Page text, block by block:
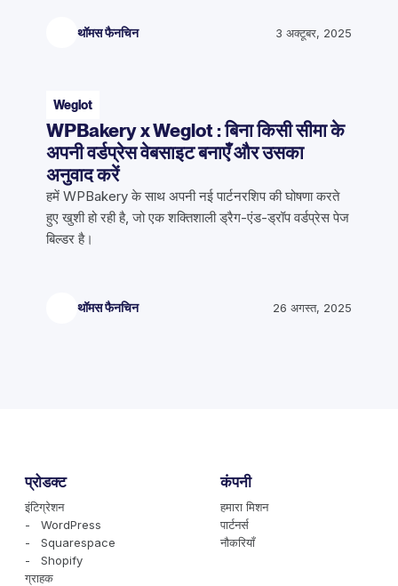
थॉमस फैनचिन 3 अक्टूबर, 2025
Weglot
WPBakery x Weglot : बिना किसी सीमा के
अपनी वर्डप्रेस वेबसाइट बनाएँ और उसका
अनुवाद करें
हमें WPBakery के साथ अपनी नई पार्टनरशिप की घोषणा करते
हुए खुशी हो रही है, जो एक शक्तिशाली ड्रैग-एंड-ड्रॉप वर्डप्रेस पेज
बिल्डर है।
थॉमस फैनचिन 26 अगस्त, 2025
प्रोडक्ट
इंटिग्रेशन
- WordPress
- Squarespace
- Shopify
ग्राहक
कंपनी
हमारा मिशन
पार्टनर्स
नौकरियाँ